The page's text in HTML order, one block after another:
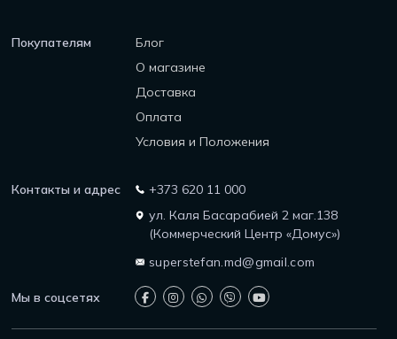
Покупателям
Блог
О магазине
Доставка
Оплата
Условия и Положения
Контакты и адрес
+373 620 11 000
ул. Каля Басарабией 2 маг.138
(Коммерческий Центр «Домус»)
superstefan.md@gmail.com
Мы в соцсетях